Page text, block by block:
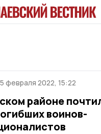
февраля 2022, 15:22
районе
воинов-